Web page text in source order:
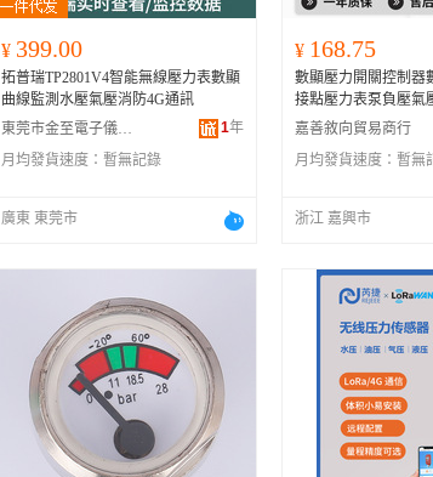
¥ 399.00
拓普瑞TP2801V4智能無線壓力表數顯
曲線監測水壓氣壓消防4G通訊
東莞市金至電子儀器有限公司
1年
月均發貨速度： 暫無記錄
廣東 東莞市
¥ 168.75
數顯壓力開關控制器
接點壓力表泵負壓氣
嘉善敘向貿易商行
月均發貨速度： 暫無
浙江 嘉興市